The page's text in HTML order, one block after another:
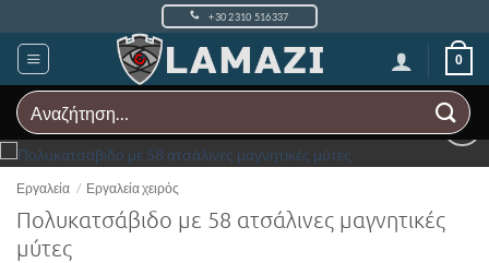
στο
περιεχόμενο
+30 2310 516337
0
Αναζήτηση
για:
Add to
Εργαλεία / Εργαλεία χειρός
Πολυκατσάβιδο με 58 ατσάλινες μαγνητικές
μύτες